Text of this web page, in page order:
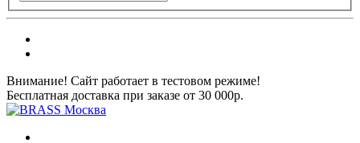
Внимание! Сайт работает в тестовом режиме!
Бесплатная доставка при заказе от 30 000р.